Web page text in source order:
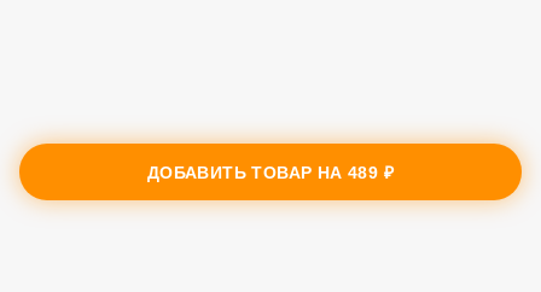
ДОБАВИТЬ ТОВАР НА489 ₽